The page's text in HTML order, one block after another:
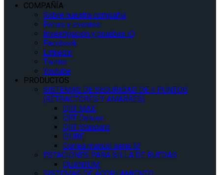
COMPAÑÍA
Sobre nuestra compañía
Ferias y eventos
Investigación y pruebas iQ
Facebook
Linkedin
Twitter
Youtube
PRODUCTOS
SISTEMAS DE SEGURIDAD DE 4 PUNTOS
(RETRACTORES Y AMARRES)
QRT MAX
QRT Deluxe
QRT Standard
Q’UBE
Correa manual serie M
ESTACIONES PARA SILLA DE RUEDAS
QUANTUM